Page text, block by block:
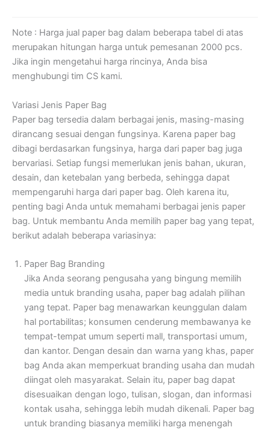
Note : Harga jual paper bag dalam beberapa tabel di atas
merupakan hitungan harga untuk pemesanan 2000 pcs.
Jika ingin mengetahui harga rincinya, Anda bisa
menghubungi tim CS kami.
Variasi Jenis Paper Bag
Paper bag tersedia dalam berbagai jenis, masing-masing
dirancang sesuai dengan fungsinya. Karena paper bag
dibagi berdasarkan fungsinya, harga dari paper bag juga
bervariasi. Setiap fungsi memerlukan jenis bahan, ukuran,
desain, dan ketebalan yang berbeda, sehingga dapat
mempengaruhi harga dari paper bag. Oleh karena itu,
penting bagi Anda untuk memahami berbagai jenis paper
bag. Untuk membantu Anda memilih paper bag yang tepat,
berikut adalah beberapa variasinya:
Paper Bag Branding
Jika Anda seorang pengusaha yang bingung memilih
media untuk branding usaha, paper bag adalah pilihan
yang tepat. Paper bag menawarkan keunggulan dalam
hal portabilitas; konsumen cenderung membawanya ke
tempat-tempat umum seperti mall, transportasi umum,
dan kantor. Dengan desain dan warna yang khas, paper
bag Anda akan memperkuat branding usaha dan mudah
diingat oleh masyarakat. Selain itu, paper bag dapat
disesuaikan dengan logo, tulisan, slogan, dan informasi
kontak usaha, sehingga lebih mudah dikenali. Paper bag
untuk branding biasanya memiliki harga menengah